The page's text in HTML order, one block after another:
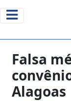
Falsa
Alagoas